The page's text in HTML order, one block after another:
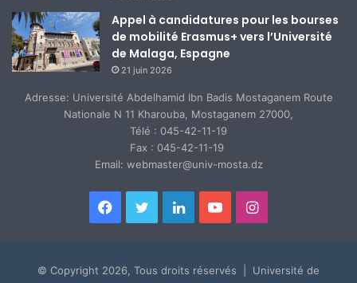
Appel à candidatures pour les bourses
de mobilité Erasmus+ vers l’Université
de Malaga, Espagne
21 juin 2026
Adresse: Université Abdelhamid Ibn Badis Mostaganem Route
Nationale N 11 Kharouba, Mostaganem 27000,
Télé : 045-42-11-19
Fax : 045-42-11-19
Email: webmaster@univ-mosta.dz
Facebook
TwitterLinkedinYouTubeInstagram
© Copyright 2026, Tous droits réservés | Université de